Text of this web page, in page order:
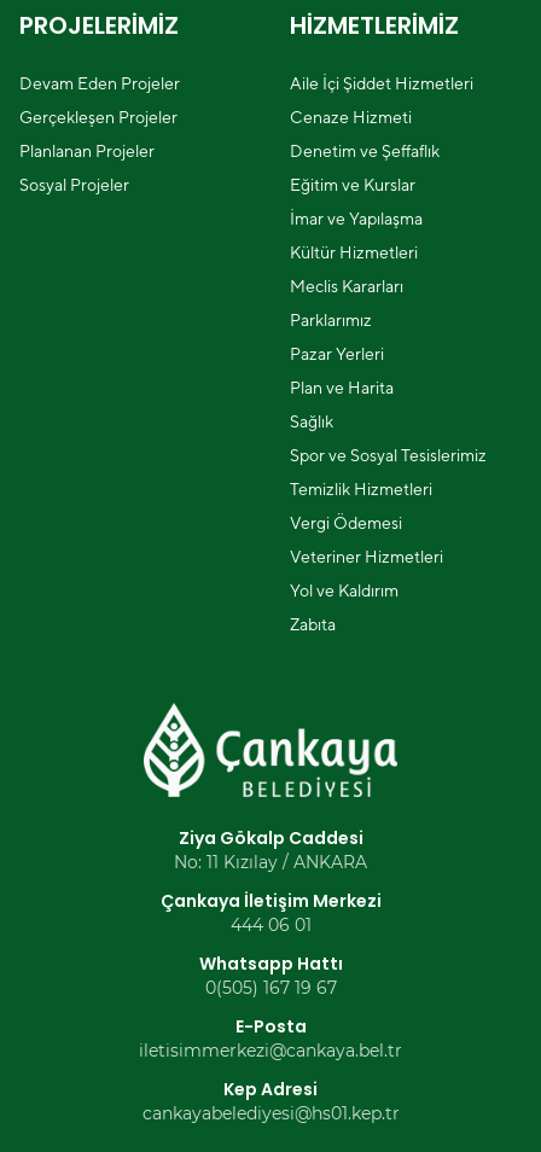
PROJELERİMİZ
Devam Eden Projeler
Gerçekleşen Projeler
Planlanan Projeler
Sosyal Projeler
HİZMETLERİMİZ
Aile İçi Şiddet Hizmetleri
Cenaze Hizmeti
Denetim ve Şeffaflık
Eğitim ve Kurslar
İmar ve Yapılaşma
Kültür Hizmetleri
Meclis Kararları
Parklarımız
Pazar Yerleri
Plan ve Harita
Sağlık
Spor ve Sosyal Tesislerimiz
Temizlik Hizmetleri
Vergi Ödemesi
Veteriner Hizmetleri
Yol ve Kaldırım
Zabıta
Ziya Gökalp Caddesi
No: 11 Kızılay / ANKARA
Çankaya İletişim Merkezi
444 06 01
Whatsapp Hattı
0(505) 167 19 67
E-Posta
iletisimmerkezi@cankaya.bel.tr
Kep Adresi
cankayabelediyesi@hs01.kep.tr